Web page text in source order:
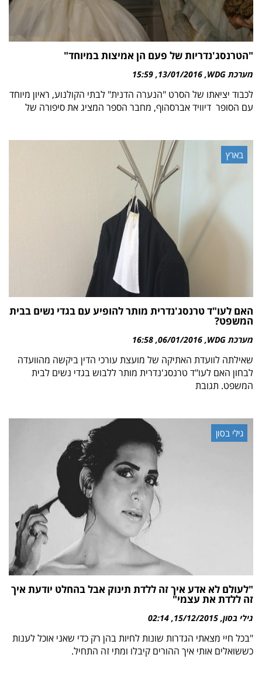
"הטרנסג'נדריות של פעם הן אמיצות במיוחד"
מערכת WDG 13/01/2016
15:59
לכבוד יציאתו של הסרט "הנערה הדנית" לבתי הקולנוע, ראיון מיוחד
עם הסופר דיוויד אברסהוף, מחבר הספר המציג את סיפורה של
בארץ
האם לעו"ד טרנסג'נדרית מותר להופיע עם בגדי נשים בבית
המשפט?
מערכת WDG 06/01/2016
16:58
שאילתה לוועדת האתיקה של מועצת עורכי הדין ביקשה מהוועדה
לבחון האם לעו"ד טרנסג'נדרית מותר ללבוש בגדי נשים לבית
המשפט. תגובת
גילי בסון
"לעולם לא אדע איך זה ללדת תינוק אבל בהחלט יודעת איך
זה ללדת את עצמי"
גילי בסון 15/12/2015
02:14
"בכל חיי מצאתי הגדרות שונות לחיות בהן רק כדי שאני אוכל לענות
כששואלים אותי איך ההורים קיבלו ומתי זה התחיל.